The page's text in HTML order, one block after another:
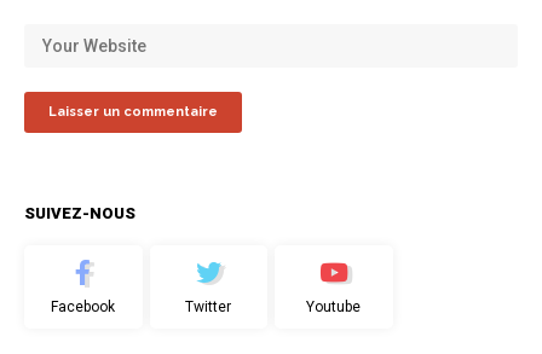
SUIVEZ-NOUS
Facebook Twitter Youtube